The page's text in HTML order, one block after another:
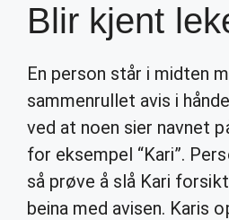
Blir kjent
En person står i midten
sammenrullet avis i
ved at noen sier navnet
for eksempel “Kari”.
så prøve å slå Kari
beina med avisen. Karis